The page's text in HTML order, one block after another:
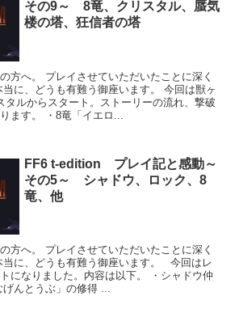
その9～ 8竜、クリスタル、蜃気
楼の塔、狂信者の塔
方へ。 プレイさせていただいたことに深く
に、どうも有難う御座います。 今回は獣ヶ
タルからスタート。ストーリーの流れ、撃破
ます。 ・8竜「イエロ...
FF6 t-edition プレイ記と感動～
その5～ シャドウ、ロック、8
竜、他
方へ。 プレイさせていただいたことに深く
当に、どうも有難う御座います。 今回はレ
になりました。内容は以下。 ・シャドウ仲
んとうぶ」の修得 ...